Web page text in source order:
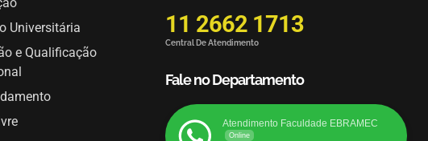
Universitária
e Qualificação
11 2662 1713
Central De Atendimento
Fale no Departamento
Atendimento Faculdade EBRAMEC
Online